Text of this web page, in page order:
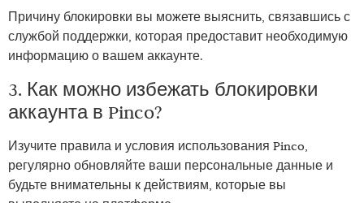
Причину блокировки вы можете выяснить, связавшись с
службой поддержки, которая предоставит необходимую
информацию о вашем аккаунте.
3. Как можно избежать блокировки
аккаунта в Pinco?
Изучите правила и условия использования Pinco,
регулярно обновляйте ваши персональные данные и
будьте внимательны к действиям, которые вы